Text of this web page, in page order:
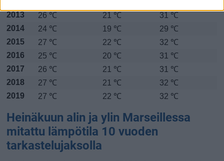
2013
26 ℃ 21 ℃
31 ℃
2014
24 ℃ 19 ℃
29 ℃
2015
27 ℃ 22 ℃
32 ℃
2016
25 ℃ 20 ℃
31 ℃
2017
26 ℃ 21 ℃
31 ℃
2018
27 ℃ 21 ℃
32 ℃
2019
27 ℃ 22 ℃ 32 ℃
Heinäkuun alin ja ylin Marseillessa
mitattu lämpötila 10 vuoden
tarkastelujaksolla